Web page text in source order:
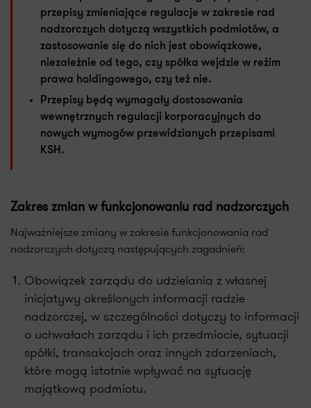
przepisy zmieniające regulacje w zakresie rad
nadzorczych dotyczą wszystkich podmiotów, a
zastosowanie się do nich jest obowiązkowe,
niezależnie od tego, czy spółka wejdzie w reżim
prawa holdingowego, czy też nie.
Przepisy będą wymagały dostosowania
wewnętrznych regulacji korporacyjnych do
nowych wymogów przewidzianych przepisami
KSH.
Zakres zmian w funkcjonowaniu rad nadzorczych
Najważniejsze zmiany w zakresie funkcjonowania rad
nadzorczych dotyczą następujących zagadnień:
Obowiązek zarządu do udzielania z własnej
inicjatywy określonych informacji radzie
nadzorczej, w szczególności dotyczy to informacji
o uchwałach zarządu i ich przedmiocie, sytuacji
spółki, transakcjach oraz innych zdarzeniach,
które mogą istotnie wpływać na sytuację
majątkową podmiotu.